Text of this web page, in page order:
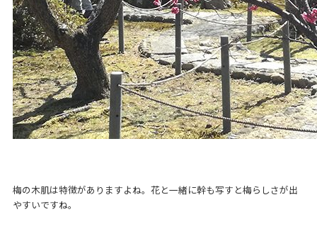
梅の木肌は特徴がありますよね。花と一緒に幹も写すと梅らしさが出
やすいですね。